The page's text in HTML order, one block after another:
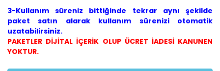
3-Kullanım süreniz bittiğinde tekrar aynı şekilde
paket satın alarak kullanım sürenizi otomatik
uzatabilirsiniz.
PAKETLER DİJİTAL İÇERİK OLUP ÜCRET İADESİ KANUNEN
YOKTUR.